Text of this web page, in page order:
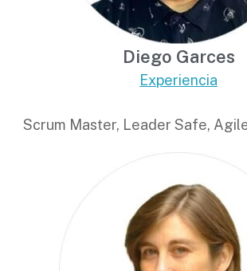
Diego Garces
Experiencia
Scrum Master, Leader Safe,